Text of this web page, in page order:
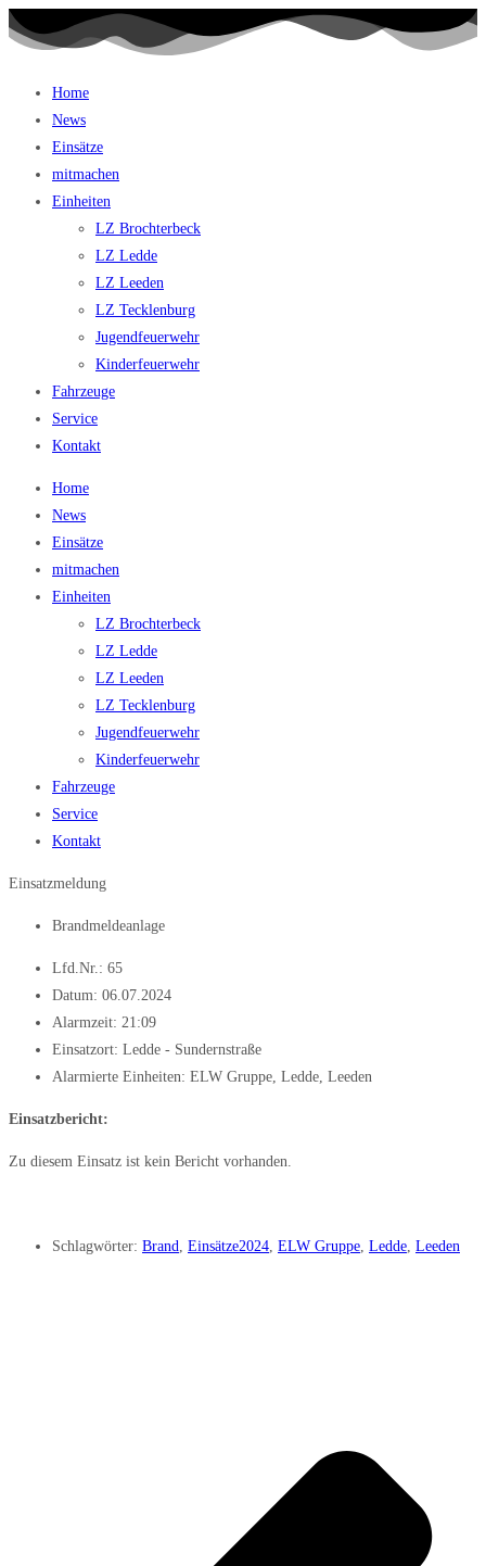
Home
News
Einsätze
mitmachen
Einheiten
LZ Brochterbeck
LZ Ledde
LZ Leeden
LZ Tecklenburg
Jugendfeuerwehr
Kinderfeuerwehr
Fahrzeuge
Service
Kontakt
Home
News
Einsätze
mitmachen
Einheiten
LZ Brochterbeck
LZ Ledde
LZ Leeden
LZ Tecklenburg
Jugendfeuerwehr
Kinderfeuerwehr
Fahrzeuge
Service
Kontakt
Einsatzmeldung
Brandmeldeanlage
Lfd.Nr.: 65
Datum: 06.07.2024
Alarmzeit: 21:09
Einsatzort: Ledde - Sundernstraße
Alarmierte Einheiten: ELW Gruppe, Ledde, Leeden
Einsatzbericht:
Zu diesem Einsatz ist kein Bericht vorhanden.
Schlagwörter: Brand, Einsätze2024, ELW Gruppe, Ledde, Leeden